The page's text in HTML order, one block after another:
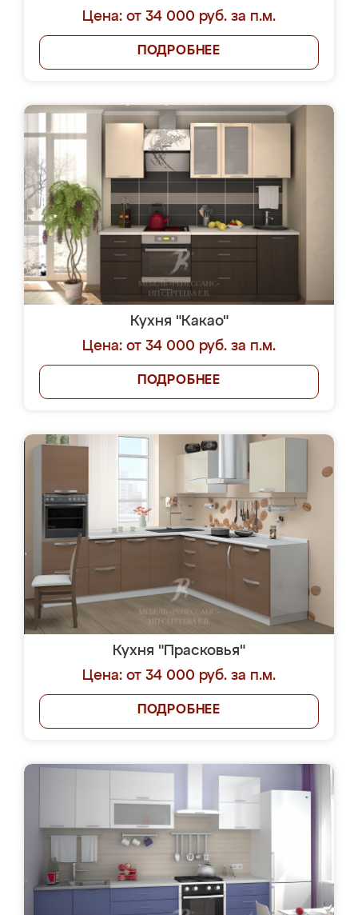
Цена: от 34 000 руб. за п.м.
ПОДРОБНЕЕ
Кухня "Какао"
Цена: от 34 000 руб. за п.м.
ПОДРОБНЕЕ
Кухня "Прасковья"
Цена: от 34 000 руб. за п.м.
ПОДРОБНЕЕ